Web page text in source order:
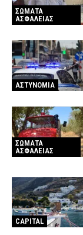
ΣΩΜΑΤΑ
ΑΣΦΑΛΕΙΑΣ
ΑΣΤΥΝΟΜΙΑ
ΣΩΜΑΤΑ
ΑΣΦΑΛΕΙΑΣ
CAPITAL